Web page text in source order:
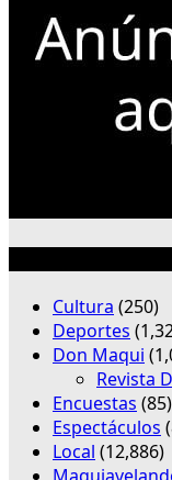
Cultura (250)
Deportes
Don Maqui
Revista
Encuestas (85)
Espectáculos
Local (12,886)